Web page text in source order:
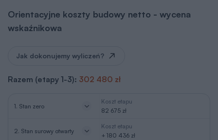
Orientacyjne koszty budowy netto - wycena
wskaźnikowa
Jak dokonujemy wyliczeń?
Razem (etapy 1-3): 302 480 zł
1. Stan zero
Koszt etapu
82 675 zł
2. Stan surowy otwarty
Koszt etapu
+ 180 436 zł